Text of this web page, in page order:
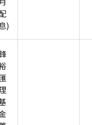
)